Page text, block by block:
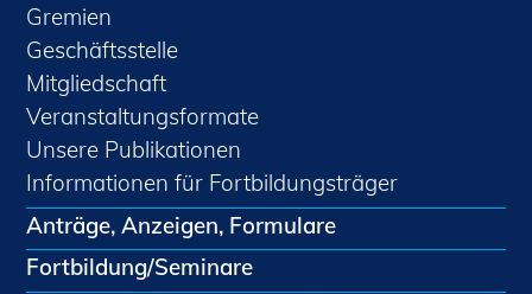
Gremien
Geschäftsstelle
Mitgliedschaft
Veranstaltungsformate
Unsere Publikationen
Informationen für Fortbildungsträger
Anträge, Anzeigen, Formulare
Fortbildung/Seminare